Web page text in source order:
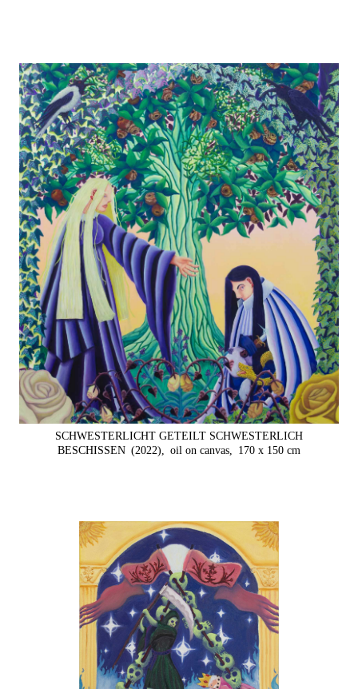
SCHWESTERLICHT GETEILT SCHWESTERLICH
BESCHISSEN (2022), oil on canvas, 170 x 150 cm